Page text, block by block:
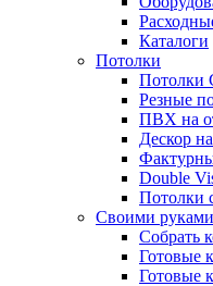
Каталоги
Потолки
Потолки
Резные
ПВХ на
Дескор
Double
Потолки
Своими руками
Собрать
Готовые
Готовые